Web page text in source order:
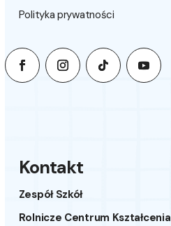
Kontakt
Zespół Szkół
Rolnicze Centrum Kształcenia
Polityka prywatności